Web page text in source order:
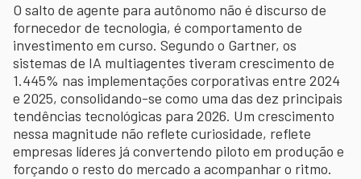
O salto de agente para autônomo não é discurso de
fornecedor de tecnologia, é comportamento de
investimento em curso. Segundo o Gartner, os
sistemas de IA multiagentes tiveram crescimento de
1.445% nas implementações corporativas entre 2024
e 2025, consolidando-se como uma das dez principais
tendências tecnológicas para 2026. Um crescimento
nessa magnitude não reflete curiosidade, reflete
empresas líderes já convertendo piloto em produção e
forçando o resto do mercado a acompanhar o ritmo.